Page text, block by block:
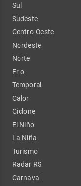
Sul
Sudeste
Centro-Oeste
Nordeste
Norte
Frio
Temporal
Calor
Ciclone
El Niño
La Niña
Turismo
Radar RS
Carnaval